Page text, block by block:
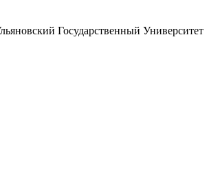
Государственный Университет